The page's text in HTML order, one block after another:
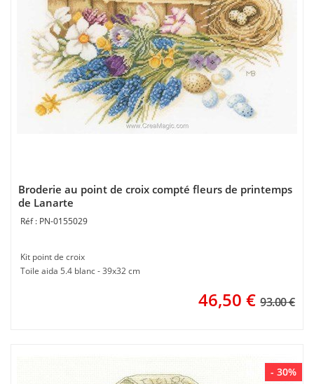
Broderie au point de croix compté fleurs de printemps
de Lanarte
PN-0155029
Kit point de croix
Toile aida 5.4 blanc - 39x32 cm
46,50 € 93.00 €
- 30%